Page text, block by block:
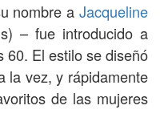
nombre a Jacqueline
– fue introducido a
60. El estilo se diseñó
la vez, y rápidamente
de las mujeres